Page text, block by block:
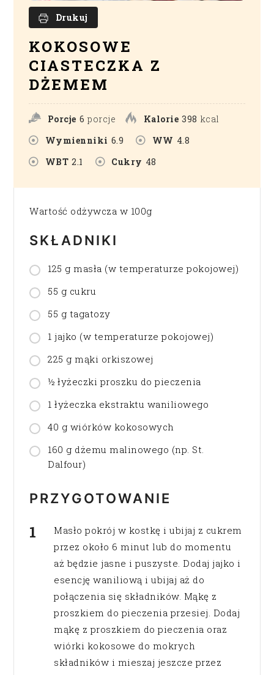
Drukuj
KOKOSOWE
CIASTECZKA Z
DŻEMEM
Porcje 6 porcje Kalorie 398 kcal
Wymienniki 6.9 WW 4.8
WBT 2.1 Cukry 48
Wartość odżywcza w 100g
SKŁADNIKI
125 g masła (w temperaturze pokojowej)
55 g cukru
55 g tagatozy
1 jajko (w temperaturze pokojowej)
225 g mąki orkiszowej
½ łyżeczki proszku do pieczenia
1 łyżeczka ekstraktu waniliowego
40 g wiórków kokosowych
160 g dżemu malinowego (np. St.
Dalfour)
PRZYGOTOWANIE
Masło pokrój w kostkę i ubijaj z cukrem
przez około 6 minut lub do momentu
aż będzie jasne i puszyste. Dodaj jajko i
esencję waniliową i ubijaj aż do
połączenia się składników. Mąkę z
proszkiem do pieczenia przesiej. Dodaj
mąkę z proszkiem do pieczenia oraz
wiórki kokosowe do mokrych
składników i mieszaj jeszcze przez